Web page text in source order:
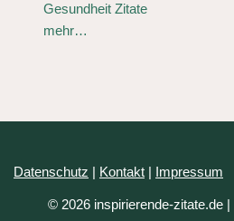
Gesundheit Zitate
mehr…
Datenschutz | Kontakt | Impressum
© 2026 inspirierende-zitate.de